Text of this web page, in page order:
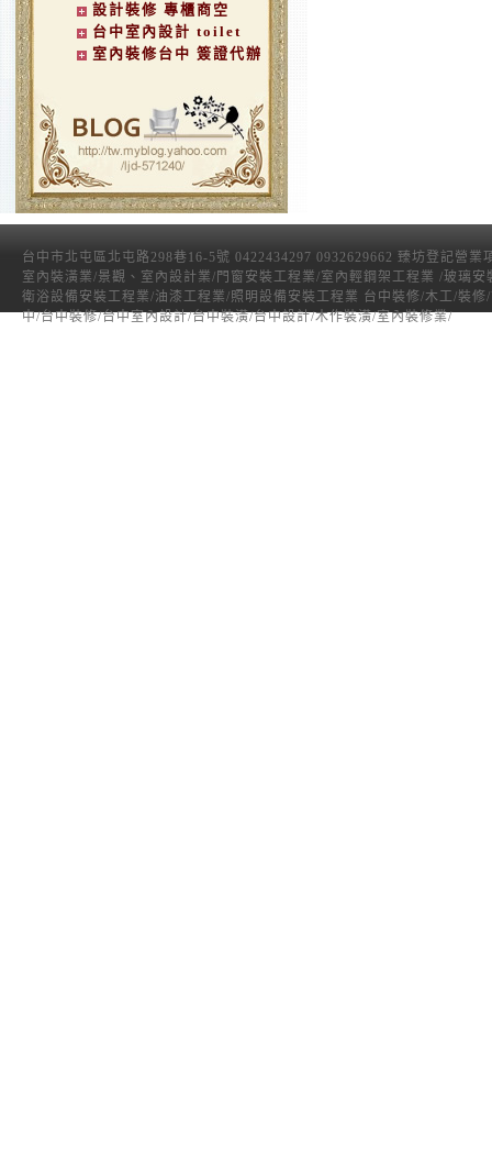
設計裝修 專櫃商空
台中室內設計 toilet
室內裝修台中 簽證代辦
台中市北屯區北屯路298巷16-5號 0422434297 0932629662 臻坊登記營業
室內裝潢業/景觀、室內設計業/門窗安裝工程業/室內輕鋼架工程業 /玻璃安
衛浴設備安裝工程業/油漆工程業/照明設備安裝工程業 台中裝修/木工/裝修
中/台中裝修/台中室內設計/台中裝潢/台中設計/木作裝潢/室內裝修業/